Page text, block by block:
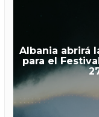
Albania abrirá
para el